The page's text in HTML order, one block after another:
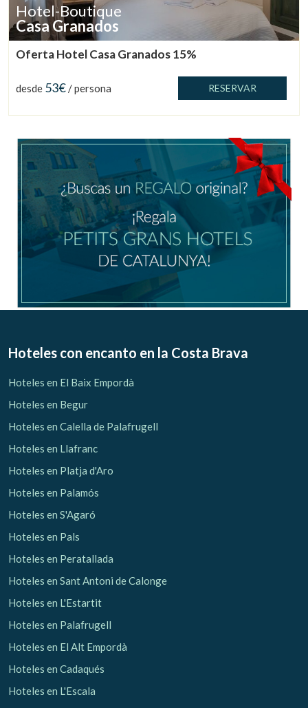
Hotel-Boutique
Casa Granados
Oferta Hotel Casa Granados 15%
desde 53€/ persona RESERVAR
Hoteles con encanto en la Costa Brava
Hoteles en El Baix Empordà
Hoteles en Begur
Hoteles en Calella de Palafrugell
Hoteles en Llafranc
Hoteles en Platja d'Aro
Hoteles en Palamós
Hoteles en S'Agaró
Hoteles en Pals
Hoteles en Peratallada
Hoteles en Sant Antoni de Calonge
Hoteles en L'Estartit
Hoteles en Palafrugell
Hoteles en El Alt Empordà
Hoteles en Cadaqués
Hoteles en L'Escala